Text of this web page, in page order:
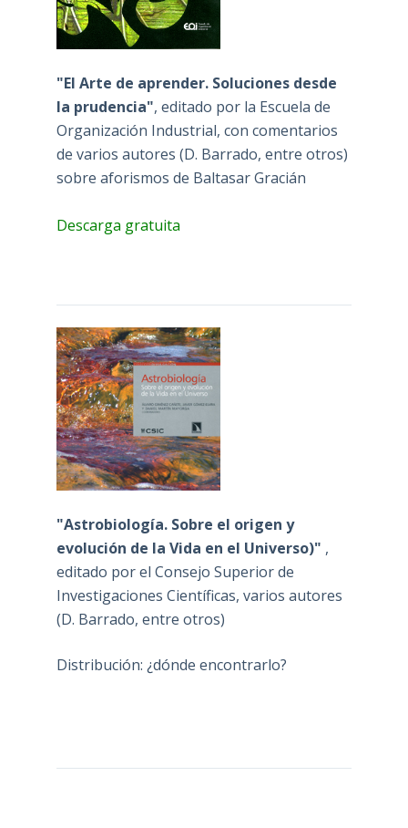
"El Arte de aprender. Soluciones desde
la prudencia", editado por la Escuela de
Organización Industrial, con comentarios
de varios autores (D. Barrado, entre otros)
sobre aforismos de Baltasar Gracián
Descarga gratuita
"Astrobiología. Sobre el origen y
evolución de la Vida en el Universo)" ,
editado por el Consejo Superior de
Investigaciones Científicas, varios autores
(D. Barrado, entre otros)
Distribución: ¿dónde encontrarlo?